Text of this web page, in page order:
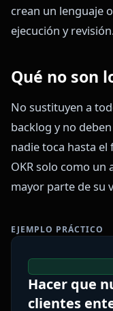
crean un lenguaje
ejecución y
Qué no son
No sustituyen a
backlog y no
nadie toca hasta
OKR solo como un
mayor parte de su
EJEMPLO PRÁCTICO
Hacer que
clientes